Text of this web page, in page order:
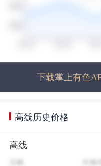
下载掌上有色
高线历史价格
高线